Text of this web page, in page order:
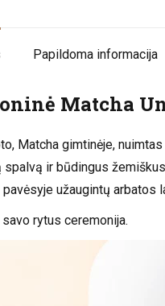
Papildoma informacija
Matcha
Matcha gimtinėje,
spalvą ir būdingus
užaugintų arbatos
rytus ceremonija.